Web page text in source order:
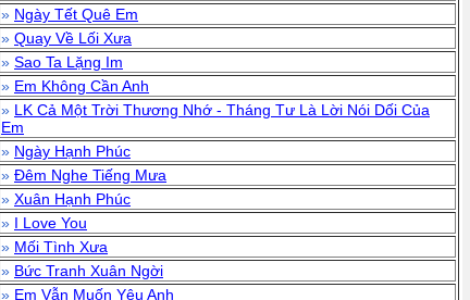
» Ngày Tết Quê Em
» Quay Về Lối Xưa
» Sao Ta Lặng Im
» Em Không Cần Anh
» LK Cả Một Trời Thương Nhớ - Tháng Tư Là Lời Nói Dối Của
Em
» Ngày Hạnh Phúc
» Đêm Nghe Tiếng Mưa
» Xuân Hạnh Phúc
» I Love You
» Mối Tình Xưa
» Bức Tranh Xuân Ngời
» Em Vẫn Muốn Yêu Anh